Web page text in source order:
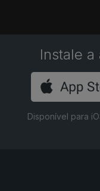
Instale a
Disponível para